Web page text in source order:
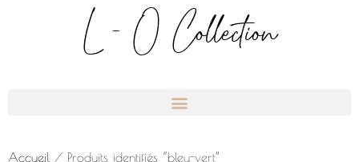
L - O Collection
Accueil / Produits identifiés “bleu-vert”